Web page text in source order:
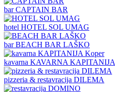
barCAPTAIN BAR
hotel HOTEL SOL UMAG
barBEACH BAR LAŠKO
kavarna KAVARNA KAPITANIJA
pizzeria & restavracija DILEMA